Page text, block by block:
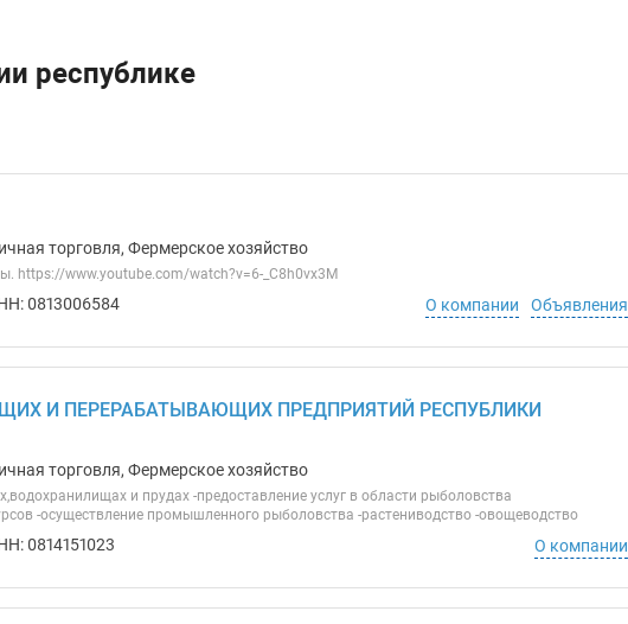
республике
торговля, Фермерское хозяйство
https://www.youtube.com/watch?v=6-_C8h0vx3M
0813006584 О компании Объявления
И ПЕРЕРАБАТЫВАЮЩИХ ПРЕДПРИЯТИЙ РЕСПУБЛИКИ
торговля, Фермерское хозяйство
и прудах -предоставление услуг в области рыболовства
-осуществление промышленного рыболовства -растениводство -овощеводство
0814151023 О компании